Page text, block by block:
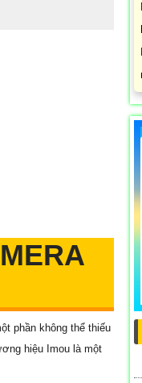
phần không thể thiếu
hiệu Imou là một